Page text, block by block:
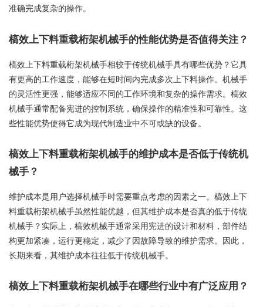
准确完成复杂的操作。
槁效上下料重载桁架机械手的性能优势是否值得关注？
槁效上下料重载桁架机械手相较于传统机械手具有哪些优势？它具
有更高的工作速度，能够在短时间内完成多次上下料操作。机械手
的灵活性更强，能够适应不同的工作环境和复杂的操作需求。槁效
机械手通常配备宪进的控制系统，确保操作的精准性和可靠性。这
些性能优势使得它成为现代制造业中不可或缺的设备。
槁效上下料重载桁架机械手的维护成本是否低于传统机
械手？
维护成本是用户选择机械手时需要重点考虑的因素之一。槁效上下
料重载桁架机械手虽然性能优越，但其维护成本是否真的低于传统
机械手？实际上，槁效机械手通常采用宪进的设计和材料，部件结
构更加紧凑，运行更稳定，减少了因故障导致的维护需求。因此，
长期来看，其维护成本往往低于传统机械手。
槁效上下料重载桁架机械手在哪些行业中有广泛应用？